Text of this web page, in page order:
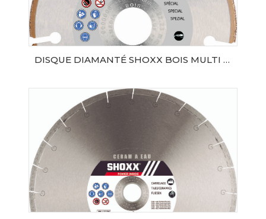
DISQUE DIAMANTÉ SHOXX BOIS MULTI Ø230 AL.22,23 SAMEDIA
AJOUTER AU PANIER